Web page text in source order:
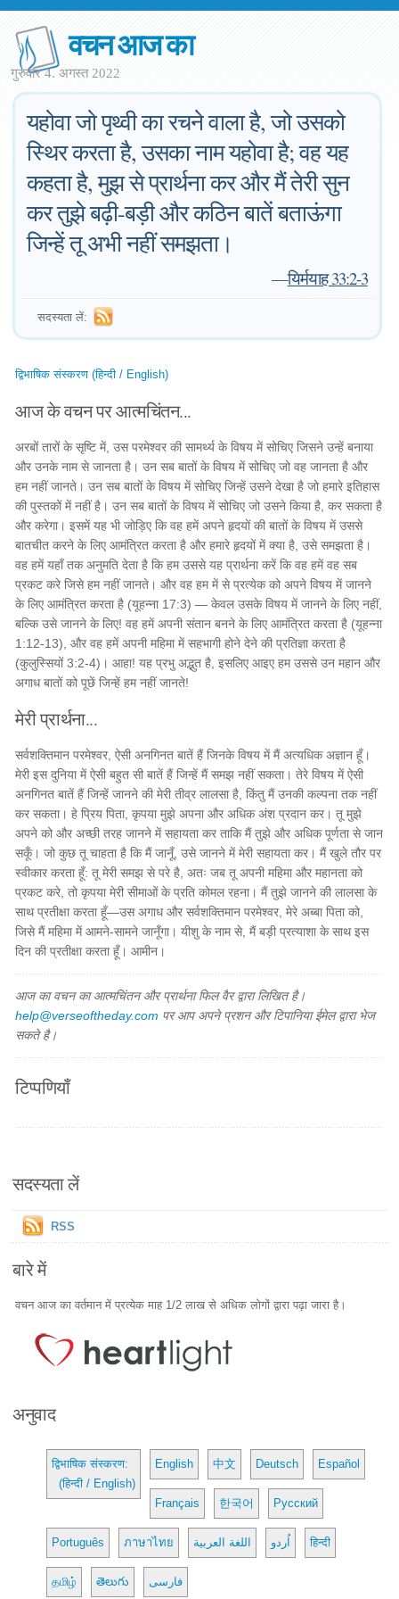
वचन आज का
गुरुवार 4. अगस्त 2022
यहोवा जो पृथ्वी का रचने वाला है, जो उसको
स्थिर करता है, उसका नाम यहोवा है; वह यह
कहता है, मुझ से प्रार्थना कर और मैं तेरी सुन
कर तुझे बढ़ी-बड़ी और कठिन बातें बताऊंगा
जिन्हें तू अभी नहीं समझता।
—यिर्मयाह 33:2-3
सदस्यता लें:
द्विभाषिक संस्करण (हिन्दी / English)
आज के वचन पर आत्मचिंतन...
अरबों तारों के सृष्टि में, उस परमेश्वर की सामर्थ्य के विषय में सोचिए जिसने उन्हें बनाया
और उनके नाम से जानता है। उन सब बातों के विषय में सोचिए जो वह जानता है और
हम नहीं जानते। उन सब बातों के विषय में सोचिए जिन्हें उसने देखा है जो हमारे इतिहास
की पुस्तकों में नहीं है। उन सब बातों के विषय में सोचिए जो उसने किया है, कर सकता है
और करेगा। इसमें यह भी जोड़िए कि वह हमें अपने हृदयों की बातों के विषय में उससे
बातचीत करने के लिए आमंत्रित करता है और हमारे हृदयों में क्या है, उसे समझता है।
वह हमें यहाँ तक अनुमति देता है कि हम उससे यह प्रार्थना करें कि वह हमें वह सब
प्रकट करे जिसे हम नहीं जानते। और वह हम में से प्रत्येक को अपने विषय में जानने
के लिए आमंत्रित करता है (यूहन्ना 17:3) — केवल उसके विषय में जानने के लिए नहीं,
बल्कि उसे जानने के लिए! वह हमें अपनी संतान बनने के लिए आमंत्रित करता है (यूहन्ना
1:12-13), और वह हमें अपनी महिमा में सहभागी होने देने की प्रतिज्ञा करता है
(कुलुस्सियों 3:2-4)। आहा! यह प्रभु अद्भुत है, इसलिए आइए हम उससे उन महान और
अगाध बातों को पूछें जिन्हें हम नहीं जानते!
मेरी प्रार्थना...
सर्वशक्तिमान परमेश्वर, ऐसी अनगिनत बातें हैं जिनके विषय में मैं अत्यधिक अज्ञान हूँ।
मेरी इस दुनिया में ऐसी बहुत सी बातें हैं जिन्हें मैं समझ नहीं सकता। तेरे विषय में ऐसी
अनगिनत बातें हैं जिन्हें जानने की मेरी तीव्र लालसा है, किंतु मैं उनकी कल्पना तक नहीं
कर सकता। हे प्रिय पिता, कृपया मुझे अपना और अधिक अंश प्रदान कर। तू मुझे
अपने को और अच्छी तरह जानने में सहायता कर ताकि मैं तुझे और अधिक पूर्णता से जान
सकूँ। जो कुछ तू चाहता है कि मैं जानूँ, उसे जानने में मेरी सहायता कर। मैं खुले तौर पर
स्वीकार करता हूँ: तू मेरी समझ से परे है, अतः जब तू अपनी महिमा और महानता को
प्रकट करे, तो कृपया मेरी सीमाओं के प्रति कोमल रहना। मैं तुझे जानने की लालसा के
साथ प्रतीक्षा करता हूँ—उस अगाध और सर्वशक्तिमान परमेश्वर, मेरे अब्बा पिता को,
जिसे मैं महिमा में आमने-सामने जानूँगा। यीशु के नाम से, मैं बड़ी प्रत्याशा के साथ इस
दिन की प्रतीक्षा करता हूँ। आमीन।
आज का वचन का आत्मचिंतन और प्रार्थना फिल वैर द्वारा लिखित है।
help@verseoftheday.com पर आप अपने प्रशन और टिपानिया ईमेल द्वारा भेज
सकते है।
टिप्पणियाँ
सदस्यता लें
RSS
बारे में
वचन आज का वर्तमान में प्रत्येक माह 1/2 लाख से अधिक लोगों द्वारा पढ़ा जारा है।
अनुवाद
द्विभाषिक संस्करण:
(हिन्दी / English)
English 中文 Deutsch Español
Français 한국어 Русский
Português ภาษาไทย اللغة العربية اُردو हिन्दी
தமிழ் తెలుగు فارسی